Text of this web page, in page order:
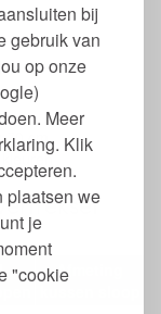
bij
gebruik van
op onze
Meer
Klik
plaatsen we
je
"cookie
70 cm
Afmeting